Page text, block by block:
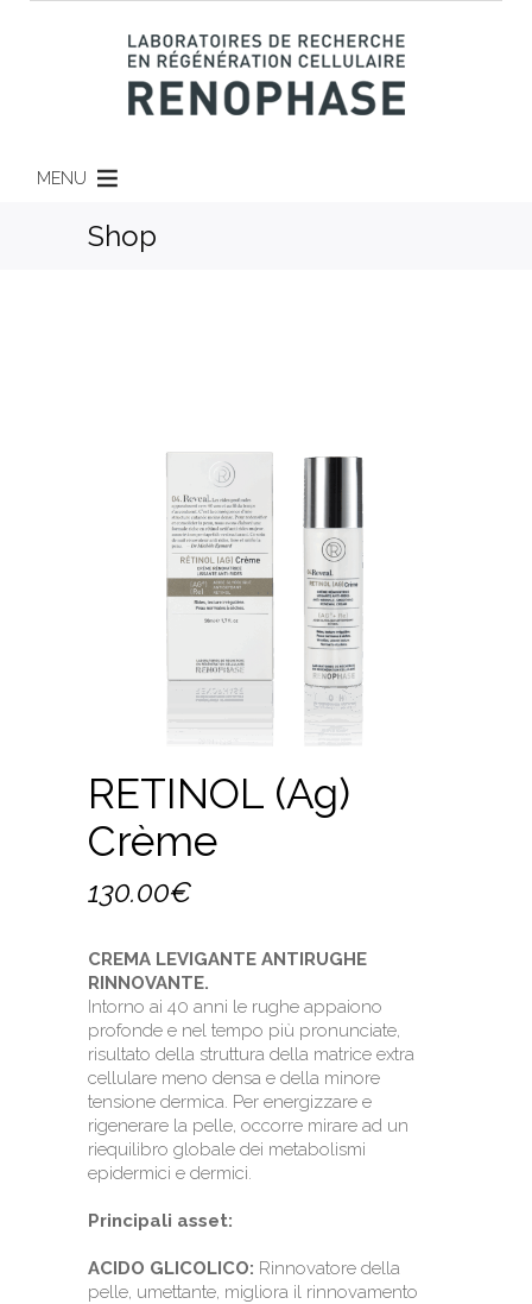
MENU
Shop
RETINOL (Ag)
Crème
130.00€
CREMA LEVIGANTE ANTIRUGHE
RINNOVANTE.
Intorno ai 40 anni le rughe appaiono
profonde e nel tempo più pronunciate,
risultato della struttura della matrice extra
cellulare meno densa e della minore
tensione dermica. Per energizzare e
rigenerare la pelle, occorre mirare ad un
riequilibro globale dei metabolismi
epidermici e dermici.
Principali asset:
ACIDO GLICOLICO: Rinnovatore della
pelle, umettante, migliora il rinnovamento